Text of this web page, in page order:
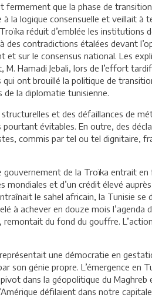
que la phase de
à la logique consensuelle et veillait
réduit d’emblée les institutions
des contradictions étalées devant
et sur le consensus national. Les
M. Hamadi Jebali, lors de l’effort
ont brouillé la politique de
la diplomatie tunisienne.
structurelles et des défaillances de
pourtant évitables. En outre, des
commis par tel ou tel dignitaire,
gouvernement de la Troïka entrait
mondiales et d’un crédit élevé
le sahel africain, la Tunisie
à achever en douze mois
remontait du fond du gouffre.
une démocratie en
son génie propre. L’émergence en
dans la géopolitique du
défilaient dans notre